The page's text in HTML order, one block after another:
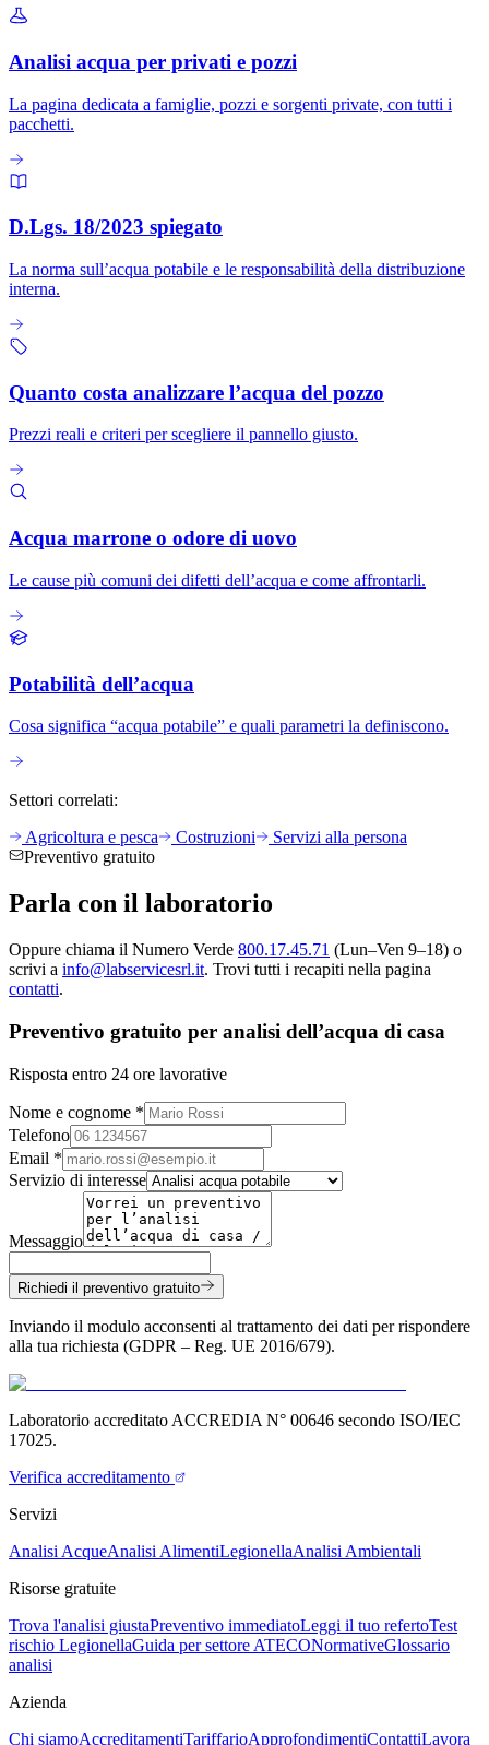
Analisi acqua per privati e pozzi
La pagina dedicata a famiglie, pozzi e sorgenti private, con tutti i
pacchetti.
D.Lgs. 18/2023 spiegato
La norma sull’acqua potabile e le responsabilità della distribuzione
interna.
Quanto costa analizzare l’acqua del pozzo
Prezzi reali e criteri per scegliere il pannello giusto.
Acqua marrone o odore di uovo
Le cause più comuni dei difetti dell’acqua e come affrontarli.
Potabilità dell’acqua
Cosa significa “acqua potabile” e quali parametri la definiscono.
Settori correlati:
Agricoltura e pesca
Costruzioni
Servizi alla persona
Preventivo gratuito
Parla con il laboratorio
Oppure chiama il Numero Verde 800.17.45.71 (Lun–Ven 9–18) o
scrivi a info@labservicesrl.it. Trovi tutti i recapiti nella pagina
contatti.
Preventivo gratuito per analisi dell’acqua di casa
Risposta entro 24 ore lavorative
Nome e cognome *
Telefono
Email *
Servizio di interesse
Messaggio
Richiedi il preventivo gratuito
Inviando il modulo acconsenti al trattamento dei dati per rispondere
alla tua richiesta (GDPR – Reg. UE 2016/679).
Laboratorio accreditato ACCREDIA N° 00646 secondo ISO/IEC
17025.
Verifica accreditamento
Servizi
Analisi AcqueAnalisi AlimentiLegionellaAnalisi Ambientali
Risorse gratuite
Trova l'analisi giustaPreventivo immediatoLeggi il tuo refertoTest
rischio LegionellaGuida per settore ATECONormativeGlossario
analisi
Azienda
Chi siamoAccreditamentiTariffarioApprofondimentiContattiLavora